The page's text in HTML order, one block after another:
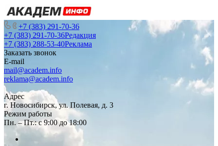
+7 (383) 291-70-36
+7 (383) 291-70-36Редакция
+7 (383) 288-53-40Реклама
Заказать звонок
E-mail
mail@academ.info
reklama@academ.info
Адрес
г. Новосибирск, ул. Полевая, д. 3
Режим работы
Пн. – Пт.: с 9:00 до 18:00